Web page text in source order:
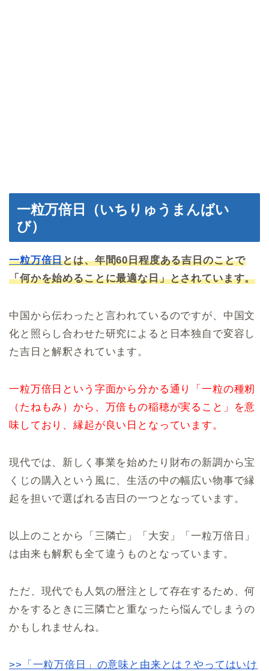
一粒万倍日（いちりゅうまんばい
び）
一粒万倍日とは、年間60日程度ある吉日のことで
「何かを始めることに最適な日」とされています。
中国から伝わったと言われているのですが、中国文
化と照らし合わせた研究によると日本独自で変容し
た吉日と解釈されています。
一粒万倍日という字面から分かる通り「一粒の種籾
（たねもみ）から、万倍もの稲穂が実ること」を意
味しており、縁起が良い日となっています。
現代では、新しく事業を始めたり財布の新調から宝
くじの購入という風に、生活の中の幅広い物事で縁
起を担いで選ばれる吉日の一つとなっています。
以上のことから「三隣亡」「大安」「一粒万倍日」
は由来も解釈も全て違うものとなっています。
ただ、現代でも人気の暦注として存在するため、何
かをするときに三隣亡と重なったら悩んでしまうの
かもしれませんね。
>>「一粒万倍日」の意味と由来とは？やってはいけ